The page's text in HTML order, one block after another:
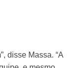
disse Massa. “A